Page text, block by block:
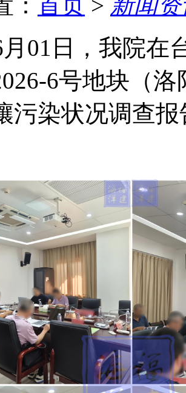
月01日，我院在
6号地块（
污染状况调查